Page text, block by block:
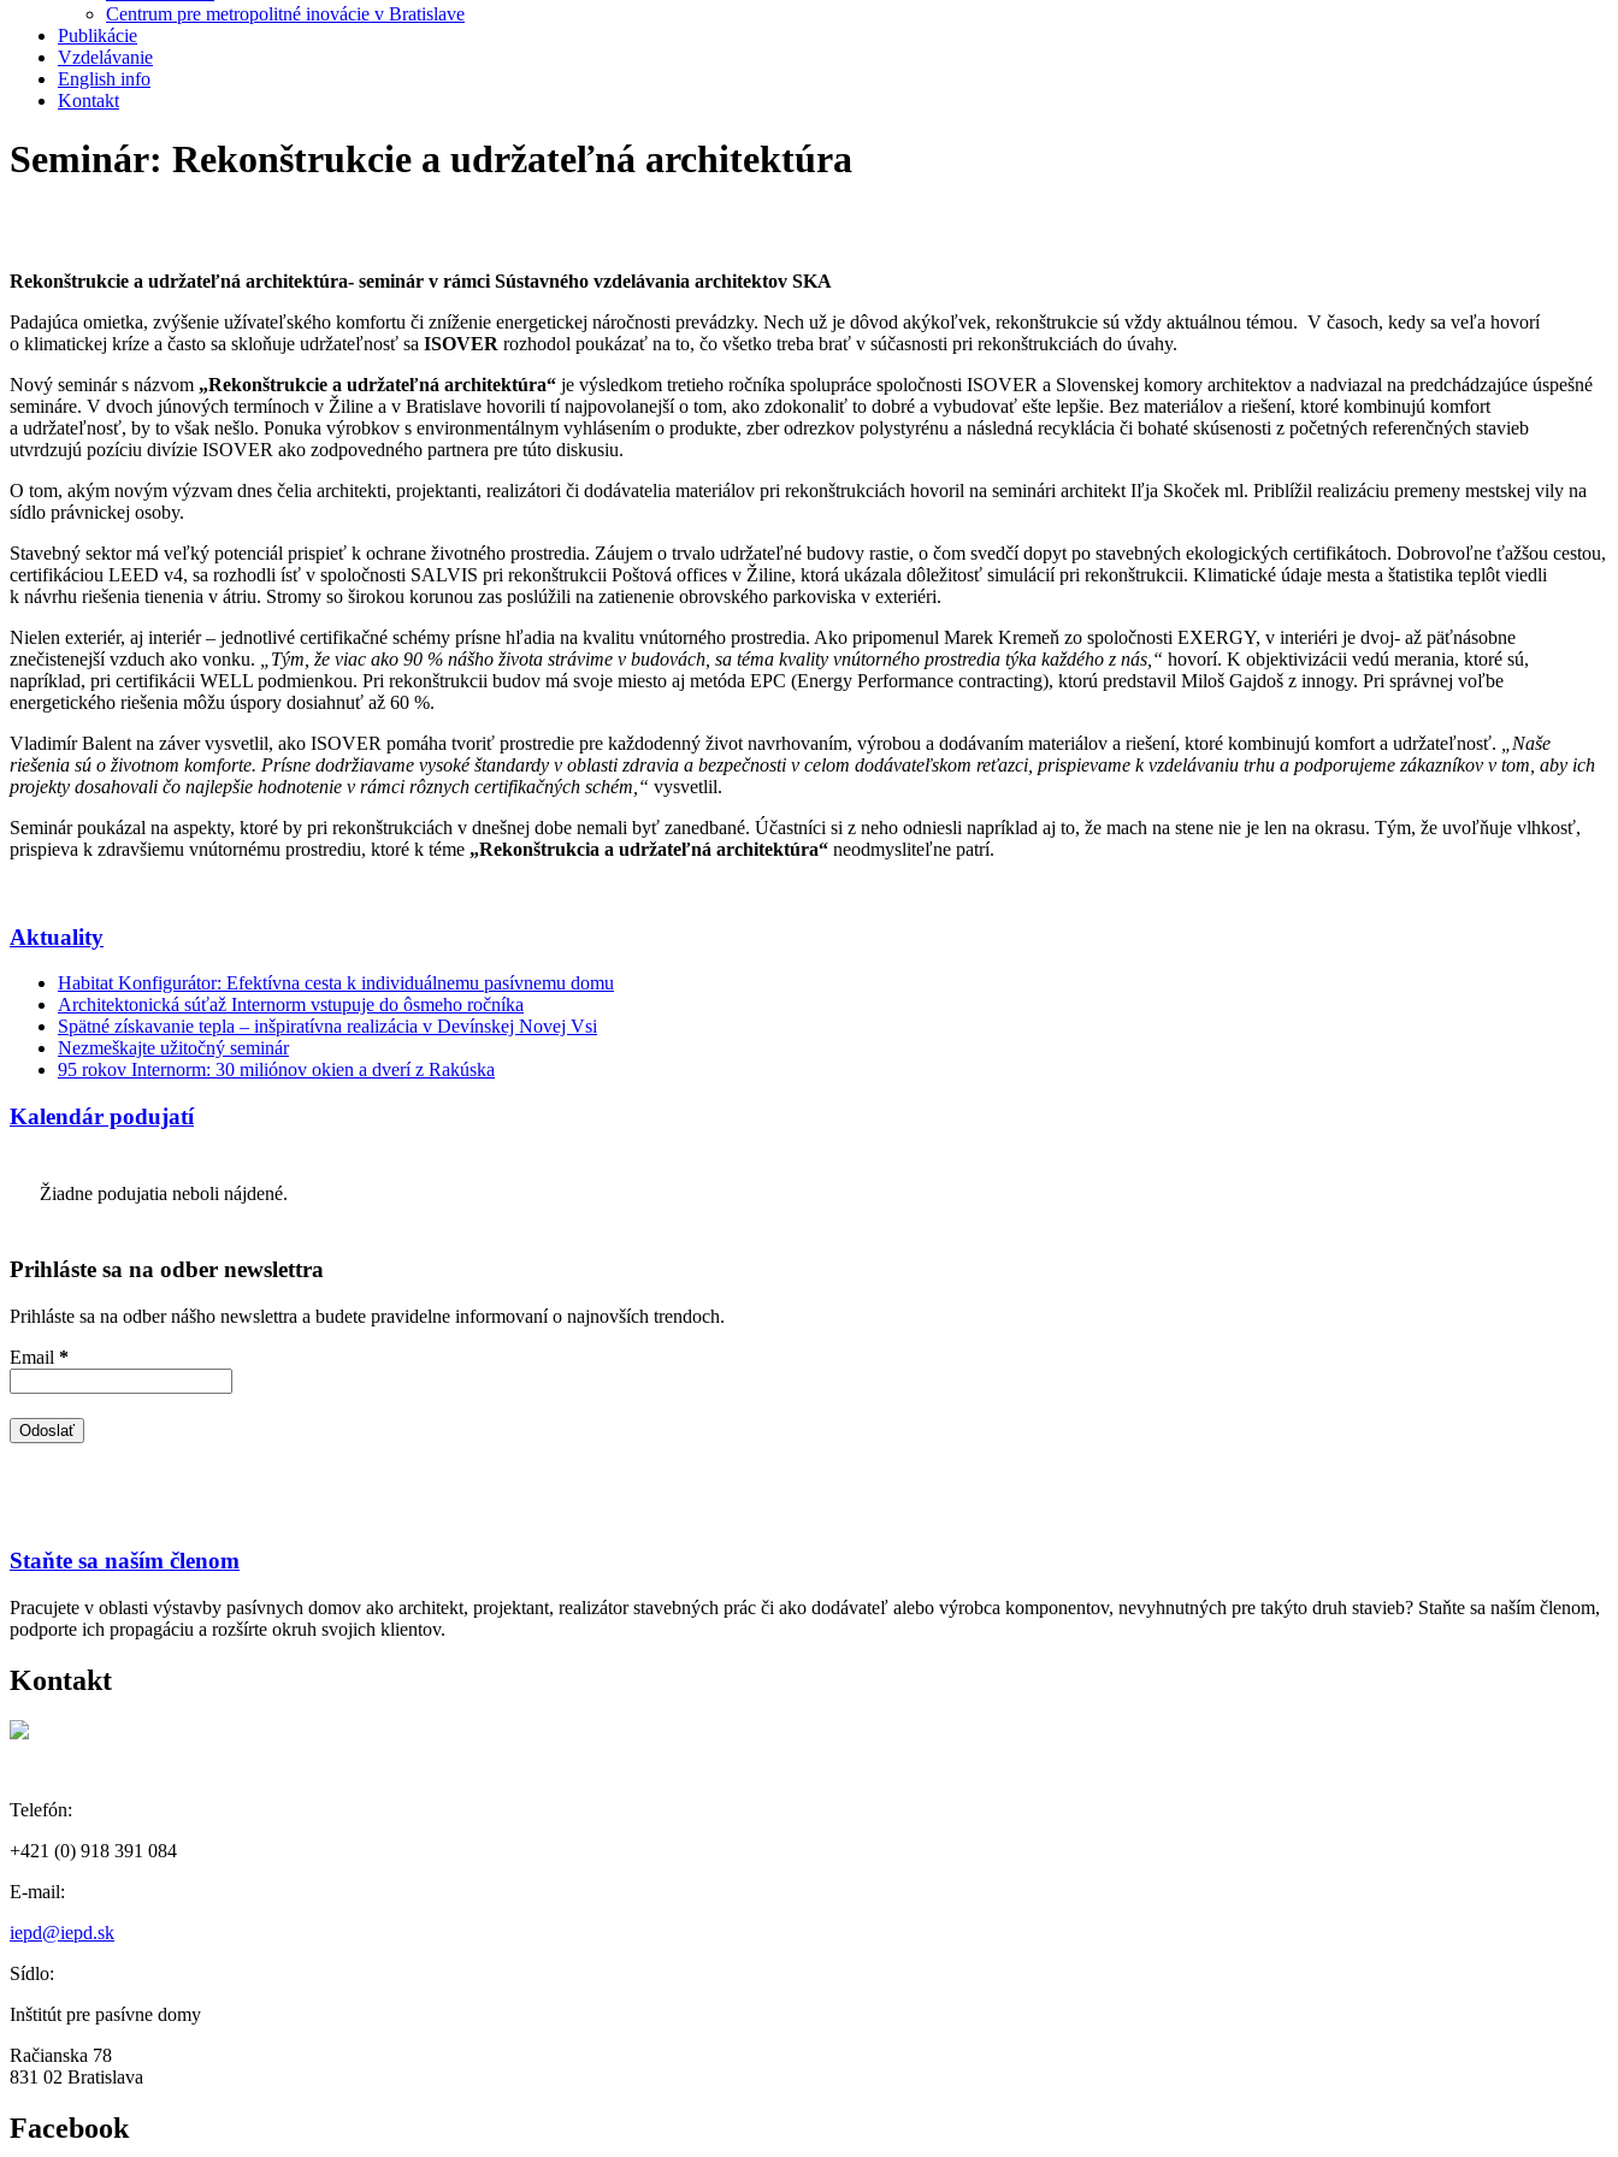
Centrum pre metropolitné inovácie v Bratislave
Publikácie
Vzdelávanie
English info
Kontakt
Seminár: Rekonštrukcie a udržateľná architektúra
Rekonštrukcie a udržateľná architektúra- seminár v rámci Sústavného vzdelávania architektov SKA
Padajúca omietka, zvýšenie užívateľského komfortu či zníženie energetickej náročnosti prevádzky. Nech už je dôvod akýkoľvek, rekonštrukcie sú vždy aktuálnou témou. V časoch, kedy sa veľa hovorí
o klimatickej kríze a často sa skloňuje udržateľnosť sa ISOVER rozhodol poukázať na to, čo všetko treba brať v súčasnosti pri rekonštrukciách do úvahy.
Nový seminár s názvom „Rekonštrukcie a udržateľná architektúra“ je výsledkom tretieho ročníka spolupráce spoločnosti ISOVER a Slovenskej komory architektov a nadviazal na predchádzajúce úspešné
semináre. V dvoch júnových termínoch v Žiline a v Bratislave hovorili tí najpovolanejší o tom, ako zdokonaliť to dobré a vybudovať ešte lepšie. Bez materiálov a riešení, ktoré kombinujú komfort
a udržateľnosť, by to však nešlo. Ponuka výrobkov s environmentálnym vyhlásením o produkte, zber odrezkov polystyrénu a následná recyklácia či bohaté skúsenosti z početných referenčných stavieb
utvrdzujú pozíciu divízie ISOVER ako zodpovedného partnera pre túto diskusiu.
O tom, akým novým výzvam dnes čelia architekti, projektanti, realizátori či dodávatelia materiálov pri rekonštrukciách hovoril na seminári architekt Iľja Skoček ml. Priblížil realizáciu premeny mestskej vily na
sídlo právnickej osoby.
Stavebný sektor má veľký potenciál prispieť k ochrane životného prostredia. Záujem o trvalo udržateľné budovy rastie, o čom svedčí dopyt po stavebných ekologických certifikátoch. Dobrovoľne ťažšou cestou,
certifikáciou LEED v4, sa rozhodli ísť v spoločnosti SALVIS pri rekonštrukcii Poštová offices v Žiline, ktorá ukázala dôležitosť simulácií pri rekonštrukcii. Klimatické údaje mesta a štatistika teplôt viedli
k návrhu riešenia tienenia v átriu. Stromy so širokou korunou zas poslúžili na zatienenie obrovského parkoviska v exteriéri.
Nielen exteriér, aj interiér – jednotlivé certifikačné schémy prísne hľadia na kvalitu vnútorného prostredia. Ako pripomenul Marek Kremeň zo spoločnosti EXERGY, v interiéri je dvoj- až päťnásobne
znečistenejší vzduch ako vonku. „Tým, že viac ako 90 % nášho života strávime v budovách, sa téma kvality vnútorného prostredia týka každého z nás,“ hovorí. K objektivizácii vedú merania, ktoré sú,
napríklad, pri certifikácii WELL podmienkou. Pri rekonštrukcii budov má svoje miesto aj metóda EPC (Energy Performance contracting), ktorú predstavil Miloš Gajdoš z innogy. Pri správnej voľbe
energetického riešenia môžu úspory dosiahnuť až 60 %.
Vladimír Balent na záver vysvetlil, ako ISOVER pomáha tvoriť prostredie pre každodenný život navrhovaním, výrobou a dodávaním materiálov a riešení, ktoré kombinujú komfort a udržateľnosť.
„Naše
riešenia sú o životnom komforte. Prísne dodržiavame vysoké štandardy v oblasti zdravia a bezpečnosti v celom dodávateľskom reťazci, prispievame k vzdelávaniu trhu a podporujeme zákazníkov v tom, aby ich
projekty dosahovali čo najlepšie hodnotenie v rámci rôznych certifikačných schém,“ vysvetlil.
Seminár poukázal na aspekty, ktoré by pri rekonštrukciách v dnešnej dobe nemali byť zanedbané. Účastníci si z neho odniesli napríklad aj to, že mach na stene nie je len na okrasu. Tým, že uvoľňuje vlhkosť,
prispieva k zdravšiemu vnútornému prostrediu, ktoré k téme „Rekonštrukcia a udržateľná architektúra“ neodmysliteľne patrí.
Aktuality
Habitat Konfigurátor: Efektívna cesta k individuálnemu pasívnemu domu
Architektonická súťaž Internorm vstupuje do ôsmeho ročníka
Spätné získavanie tepla – inšpiratívna realizácia v Devínskej Novej Vsi
Nezmeškajte užitočný seminár
95 rokov Internorm: 30 miliónov okien a dverí z Rakúska
Kalendár podujatí
Žiadne podujatia neboli nájdené.
Prihláste sa na odber newslettra
Prihláste sa na odber nášho newslettra a budete pravidelne informovaní o najnovších trendoch.
Email *
Staňte sa naším členom
Pracujete v oblasti výstavby pasívnych domov ako architekt, projektant, realizátor stavebných prác či ako dodávateľ alebo výrobca komponentov, nevyhnutných pre takýto druh stavieb? Staňte sa naším členom,
podporte ich propagáciu a rozšírte okruh svojich klientov.
Kontakt
Telefón:
+421 (0) 918 391 084
E-mail:
iepd@iepd.sk
Sídlo:
Inštitút pre pasívne domy
Račianska 78
831 02 Bratislava
Facebook